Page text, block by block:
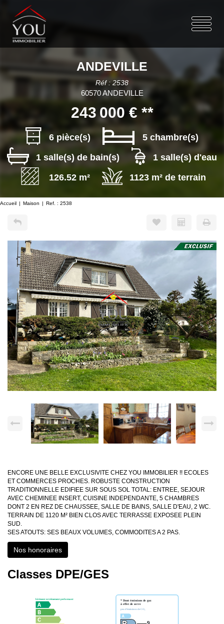
ANDEVILLE
Réf : 2538
60570 ANDEVILLE
243 000 € **
6 pièce(s)
5 chambre(s)
1 salle(s) de bain(s)
1 salle(s) d'eau
126.52 m²
1123 m² de terrain
Accueil Maison Ref. : 2538
ENCORE UNE BELLE EXCLUSIVITE CHEZ YOU IMMOBILIER !! ECOLES
ET COMMERCES PROCHES. ROBUSTE CONSTRUCTION
TRADITIONNELLE EDIFIEE SUR SOUS SOL TOTAL: ENTREE, SEJOUR
AVEC CHEMINEE INSERT, CUISINE INDEPENDANTE, 5 CHAMBRES
DONT 2 EN REZ DE CHAUSSEE, SALLE DE BAINS, SALLE D'EAU, 2 WC.
TERRAIN DE 1120 M² BIEN CLOS AVEC TERRASSE EXPOSEE PLEIN
SUD.
SES ATOUTS: SES BEAUX VOLUMES, COMMODITES A 2 PAS.
Nos honoraires
Classes DPE/GES